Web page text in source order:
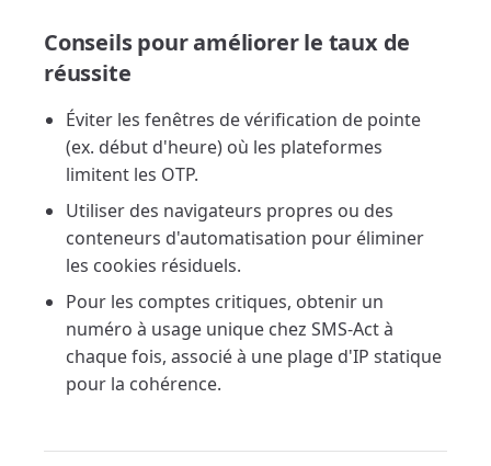
Conseils pour améliorer le taux de
réussite
Éviter les fenêtres de vérification de pointe
(ex. début d'heure) où les plateformes
limitent les OTP.
Utiliser des navigateurs propres ou des
conteneurs d'automatisation pour éliminer
les cookies résiduels.
Pour les comptes critiques, obtenir un
numéro à usage unique chez SMS-Act à
chaque fois, associé à une plage d'IP statique
pour la cohérence.